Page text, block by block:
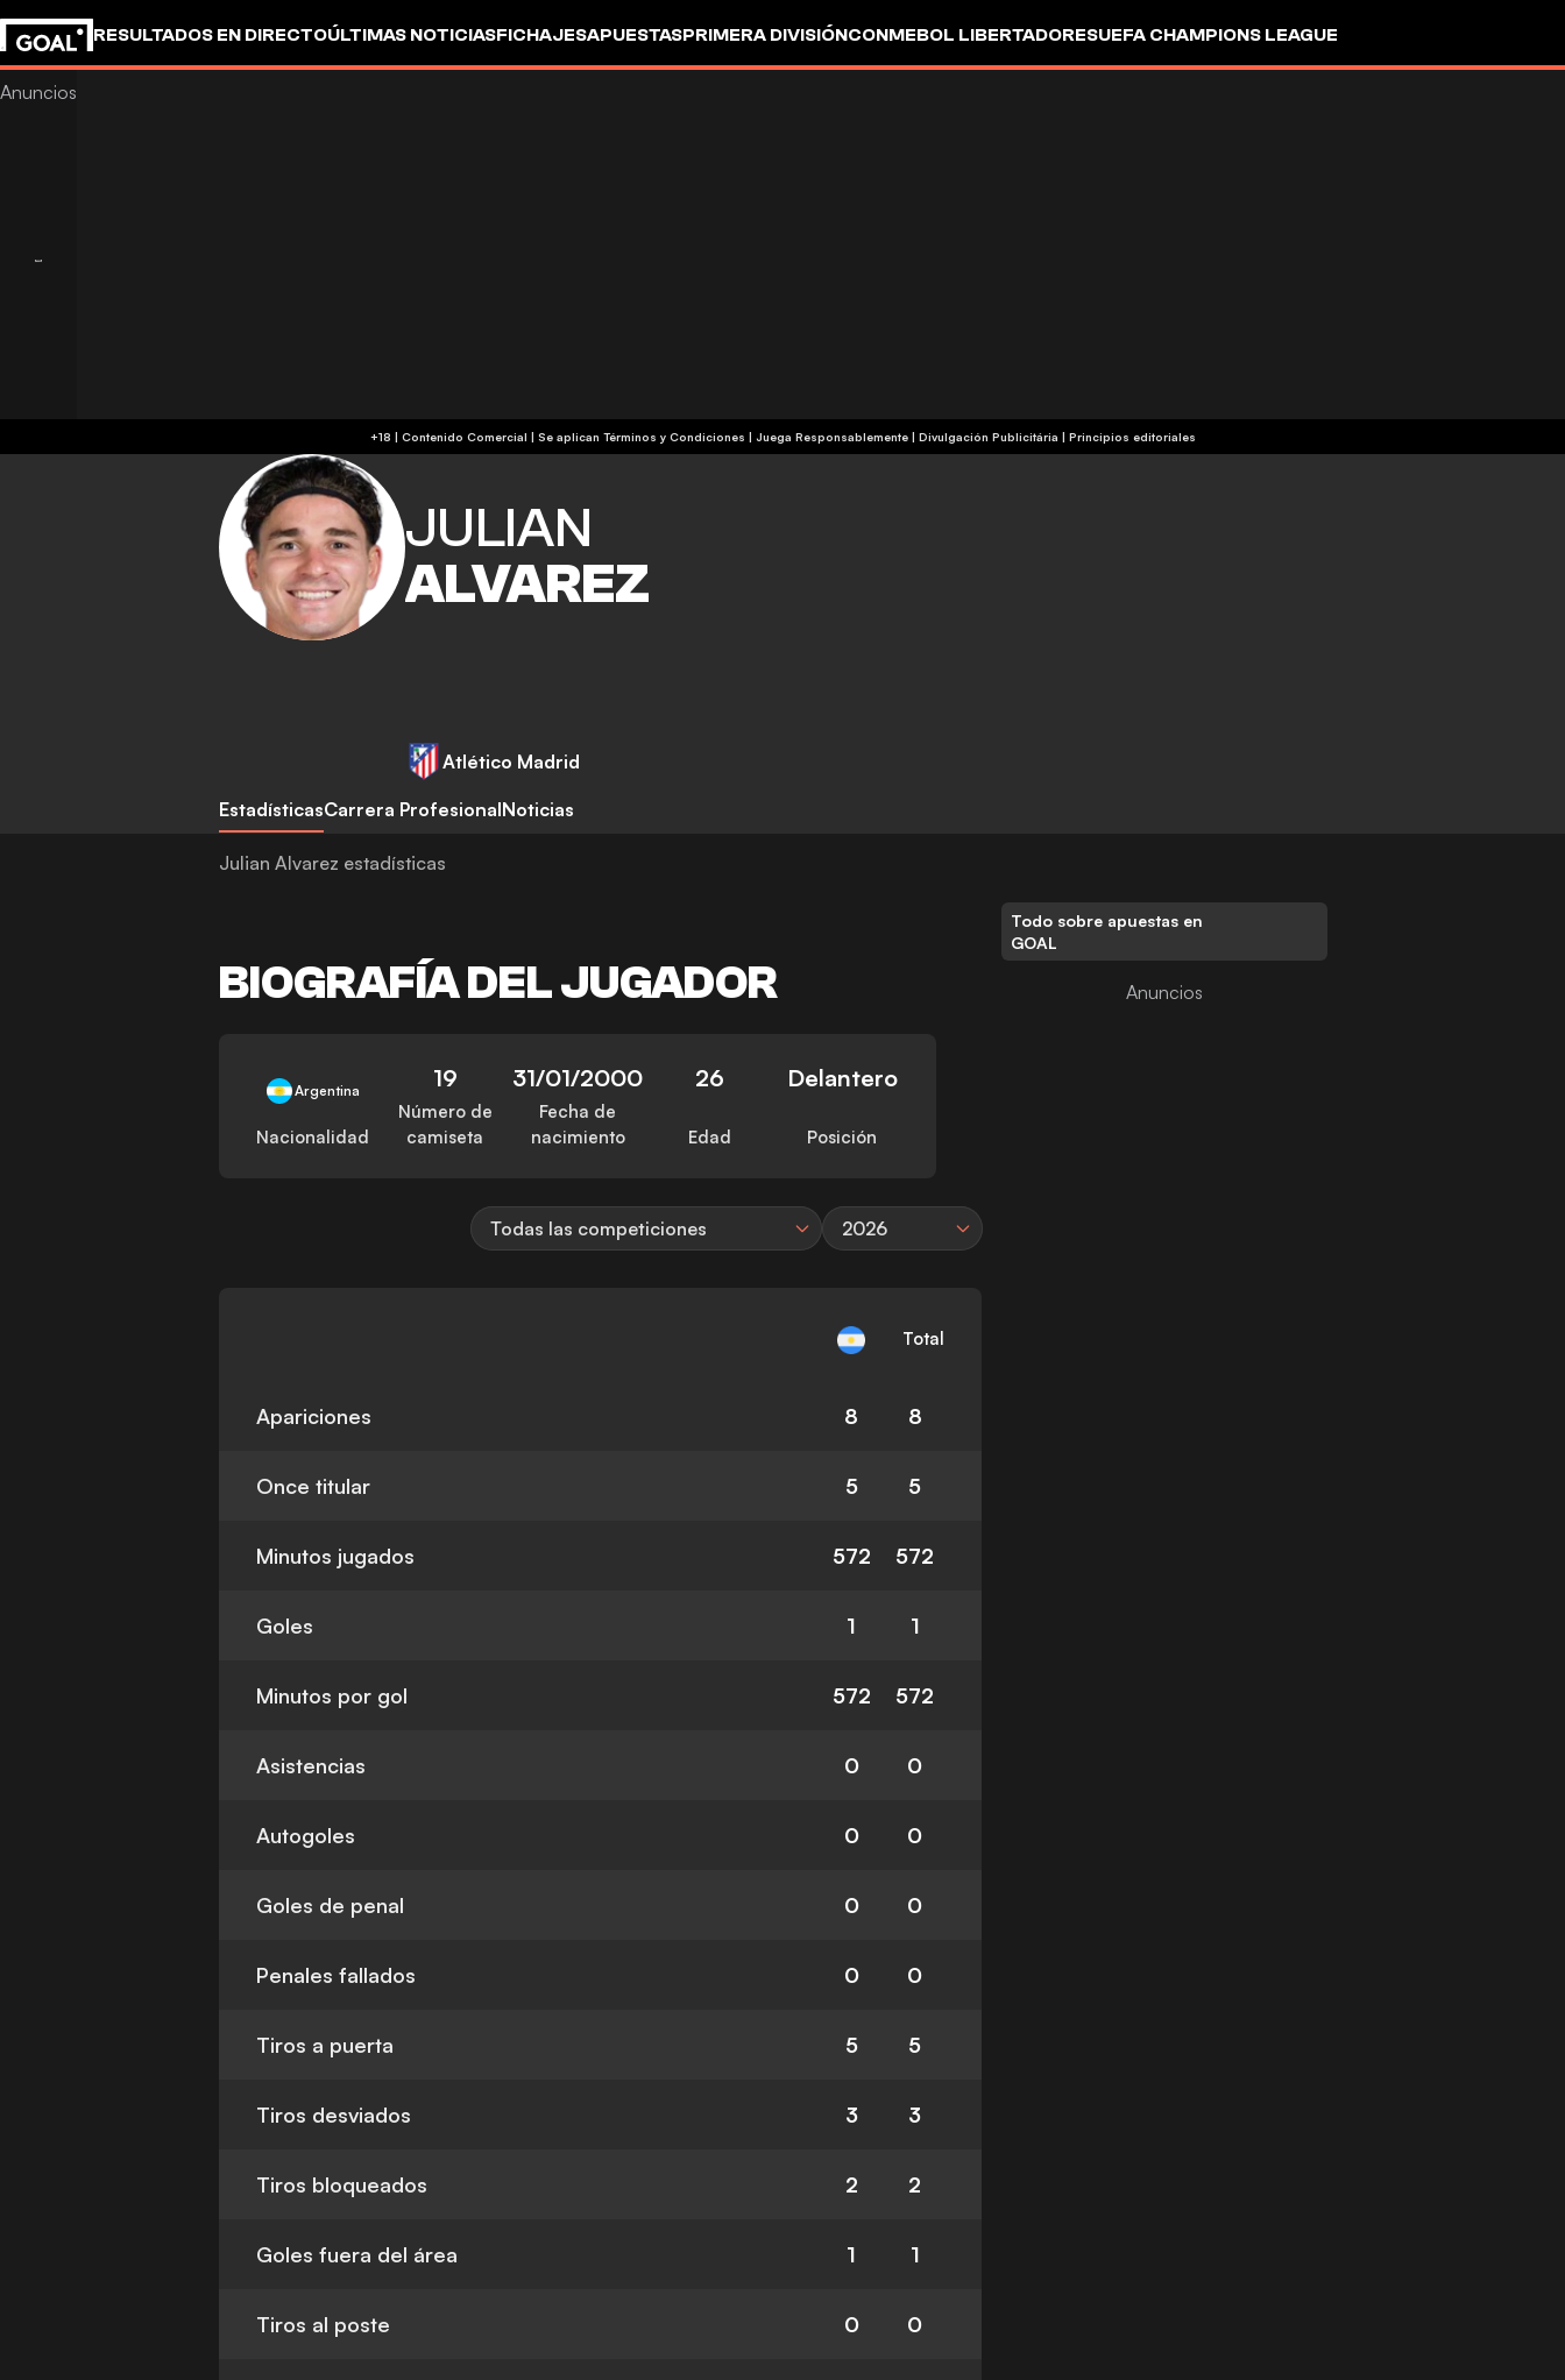
RESULTADOS EN DIRECTOÚLTIMAS NOTICIASFICHAJESAPUESTASPRIMERA DIVISIÓNCONMEBOL LIBERTADORESUEFA CHAMPIONS LEAGUE
+18 | Contenido Comercial | Se aplican Términos y Condiciones | Juega Responsablemente| Divulgación Publicitária | Principios editoriales
JULIAN
ALVAREZ
Atlético Madrid
EstadísticasCarrera ProfesionalNoticias
Julian Alvarez estadísticas
BIOGRAFÍA DEL JUGADOR
Argentina
Nacionalidad
19
Número de
camiseta
31/01/2000
Fecha de
nacimiento
26
Edad
Delantero
Posición
Todas las competiciones 2026
Total
Apariciones 8 8
Once titular 5 5
Minutos jugados 572 572
Goles 1 1
Minutos por gol 572 572
Asistencias 0 0
Autogoles 0 0
Goles de penal 0 0
Penales fallados 0 0
Tiros a puerta 5 5
Tiros desviados 3 3
Tiros bloqueados 2 2
Goles fuera del área 1 1
Tiros al poste 0 0
Todo sobre apuestas en
GOAL